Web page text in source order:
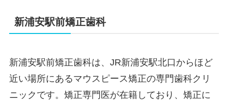
新浦安駅前矯正歯科
新浦安駅前矯正歯科は、JR新浦安駅北口からほど
近い場所にあるマウスピース矯正の専門歯科クリ
ニックです。矯正専門医が在籍しており、矯正に